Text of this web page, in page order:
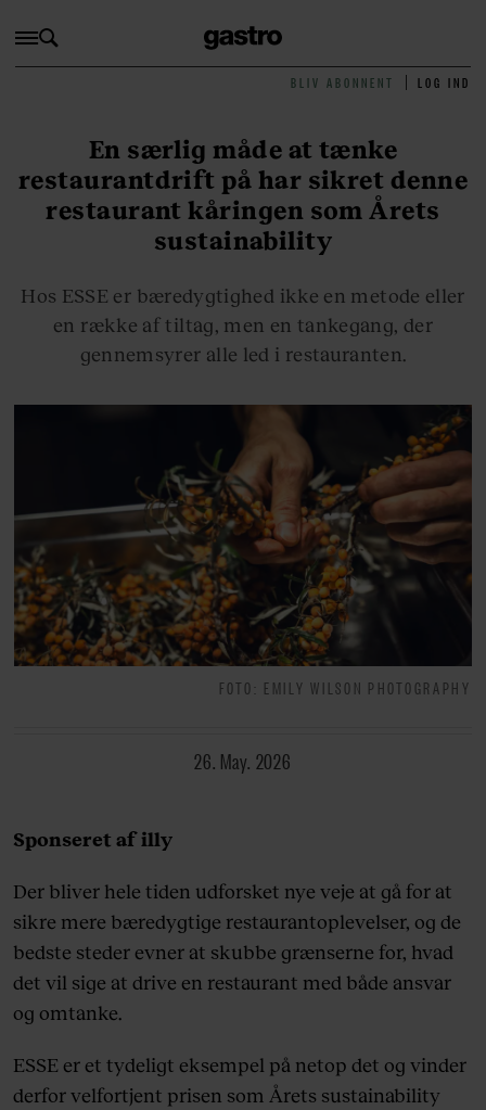
BLIV ABONNENT LOG IND
En særlig måde at tænke
restaurantdrift på har sikret denne
restaurant kåringen som Årets
sustainability
Hos ESSE er bæredygtighed ikke en metode eller
en række af tiltag, men en tankegang, der
gennemsyrer alle led i restauranten.
FOTO: EMILY WILSON PHOTOGRAPHY
26. May. 2026
Sponseret af illy
Der bliver hele tiden udforsket nye veje at gå for at
sikre mere bæredygtige restaurantoplevelser, og de
bedste steder evner at skubbe grænserne for, hvad
det vil sige at drive en restaurant med både ansvar
og omtanke.
ESSE er et tydeligt eksempel på netop det og vinder
derfor velfortjent prisen som Årets sustainability